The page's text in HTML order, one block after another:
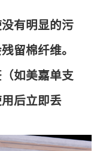
有明显的污
留棉纤维。
如美嘉单支
后立即丢